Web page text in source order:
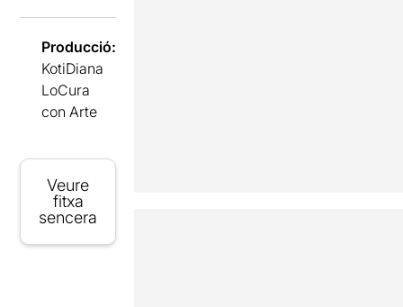
Producció:
KotiDiana
LoCura
con Arte
Veure
fitxa
sencera